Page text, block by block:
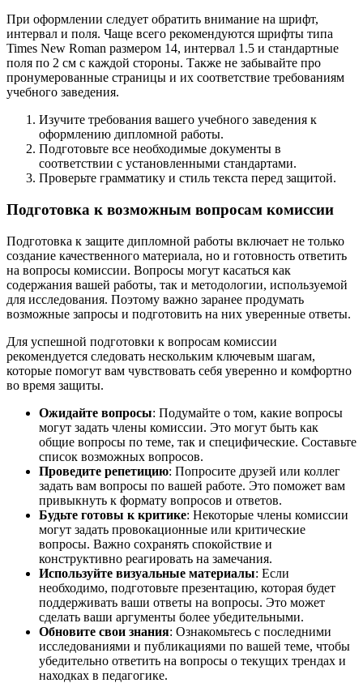
При оформлении следует обратить внимание на шрифт,
интервал и поля. Чаще всего рекомендуются шрифты типа
Times New Roman размером 14, интервал 1.5 и стандартные
поля по 2 см с каждой стороны. Также не забывайте про
пронумерованные страницы и их соответствие требованиям
учебного заведения.
Изучите требования вашего учебного заведения к
оформлению дипломной работы.
Подготовьте все необходимые документы в
соответствии с установленными стандартами.
Проверьте грамматику и стиль текста перед защитой.
Подготовка к возможным вопросам комиссии
Подготовка к защите дипломной работы включает не только
создание качественного материала, но и готовность ответить
на вопросы комиссии. Вопросы могут касаться как
содержания вашей работы, так и методологии, используемой
для исследования. Поэтому важно заранее продумать
возможные запросы и подготовить на них уверенные ответы.
Для успешной подготовки к вопросам комиссии
рекомендуется следовать нескольким ключевым шагам,
которые помогут вам чувствовать себя уверенно и комфортно
во время защиты.
Ожидайте вопросы: Подумайте о том, какие вопросы
могут задать члены комиссии. Это могут быть как
общие вопросы по теме, так и специфические. Составьте
список возможных вопросов.
Проведите репетицию: Попросите друзей или коллег
задать вам вопросы по вашей работе. Это поможет вам
привыкнуть к формату вопросов и ответов.
Будьте готовы к критике: Некоторые члены комиссии
могут задать провокационные или критические
вопросы. Важно сохранять спокойствие и
конструктивно реагировать на замечания.
Используйте визуальные материалы: Если
необходимо, подготовьте презентацию, которая будет
поддерживать ваши ответы на вопросы. Это может
сделать ваши аргументы более убедительными.
Обновите свои знания: Ознакомьтесь с последними
исследованиями и публикациями по вашей теме, чтобы
убедительно ответить на вопросы о текущих трендах и
находках в педагогике.